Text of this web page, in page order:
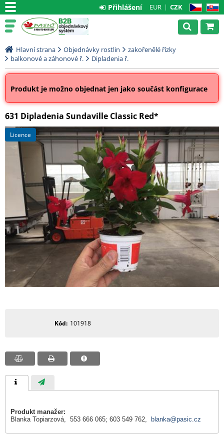
CZ SK
EUR CZK
Přihlášení
Hlavní strana Objednávky rostlin
zakořenělé řízky
balkonové a záhonové ř.
Dipladenia ř.
Produkt je možno objednat jen jako součást konfigurace
631 Dipladenia Sundaville Classic Red*
licence
Kód 101918
Produkt manažer:
Blanka Topiarzová, 553 666 065; 603 549 762, blanka@pasic.cz